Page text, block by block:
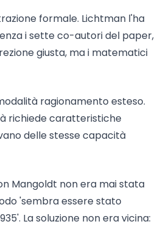
formale. Lichtman l'ha
i sette co-autori del paper,
giusta, ma i matematici
ragionamento esteso.
richiede caratteristiche
delle stesse capacità
Mangoldt non era mai stata
'sembra essere stato
La soluzione non era vicina: